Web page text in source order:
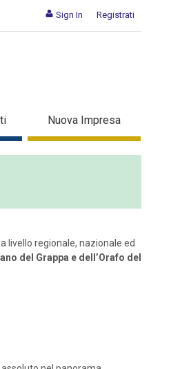
Sign In Registrati
Nuova Impresa
livello regionale, nazionale ed
del Grappa e dell’Orafo del